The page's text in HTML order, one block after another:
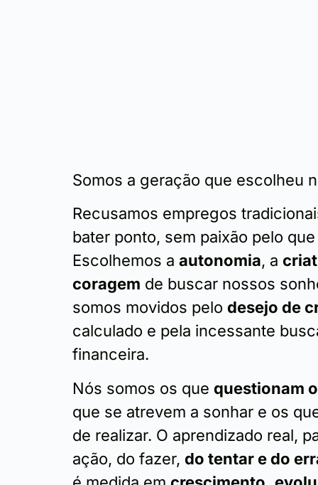
Somos a geração que escolheu
Recusamos empregos
bater ponto, sem paixão pelo
Escolhemos a autonomia, a
coragem de buscar nossos
somos movidos pelo desejo de
calculado e pela incessante
financeira.
Nós somos os que questionam
que se atrevem a sonhar e os
de realizar. O aprendizado real,
ação, do fazer, do tentar e do